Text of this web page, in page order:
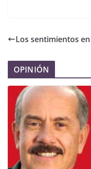
Los sentimientos
OPINIÓN